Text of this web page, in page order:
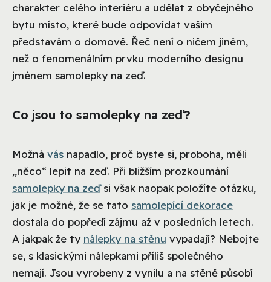
charakter celého interiéru a udělat z obyčejného
bytu místo, které bude odpovídat vašim
představám o domově. Řeč není o ničem jiném,
než o fenomenálním prvku moderního designu
jménem samolepky na zeď.
Co jsou to samolepky na zeď?
Možná vás napadlo, proč byste si, proboha, měli
„něco“ lepit na zeď. Při bližším prozkoumání
samolepky na zeďsi však naopak položíte otázku,
jak je možné, že se tato samolepící dekorace
dostala do popředí zájmu až v posledních letech.
A jakpak že ty nálepky na stěnu vypadají? Nebojte
se, s klasickými nálepkami příliš společného
nemají. Jsou vyrobeny z vynilu a na stěně působí